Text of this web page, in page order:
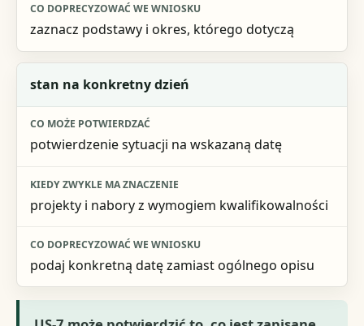
zaznacz podstawy i okres, którego dotyczą
stan na konkretny dzień
potwierdzenie sytuacji na wskazaną datę
projekty i nabory z wymogiem kwalifikowalności
podaj konkretną datę zamiast ogólnego opisu